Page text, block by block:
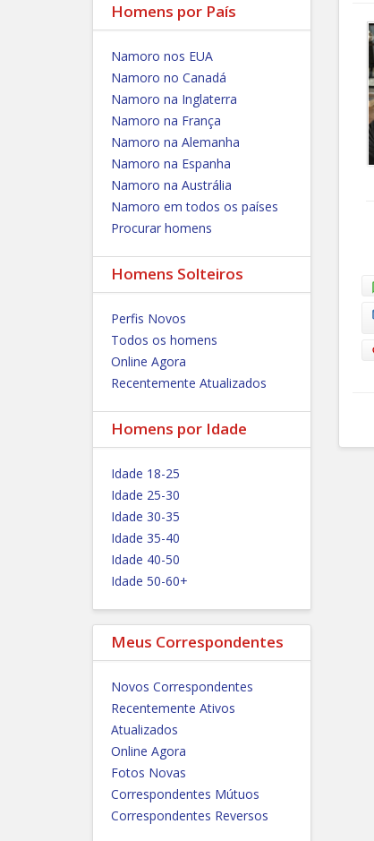
Homens por País
Namoro nos EUA
Namoro no Canadá
Namoro na Inglaterra
Namoro na França
Namoro na Alemanha
Namoro na Espanha
Namoro na Austrália
Namoro em todos os países
Procurar homens
Homens Solteiros
Perfis Novos
Todos os homens
Online Agora
Recentemente Atualizados
Homens por Idade
Idade 18-25
Idade 25-30
Idade 30-35
Idade 35-40
Idade 40-50
Idade 50-60+
Meus Correspondentes
Novos Correspondentes
Recentemente Ativos
Atualizados
Online Agora
Fotos Novas
Correspondentes Mútuos
Correspondentes Reversos